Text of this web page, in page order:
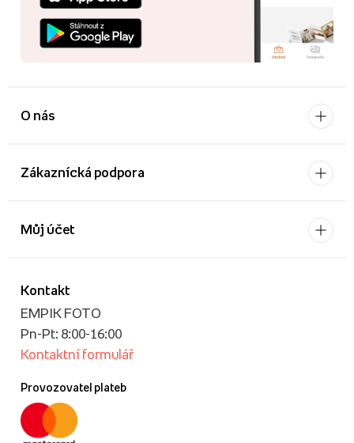
O nás
Zákaznícká podpora
Kontakt
EMPIK FOTO
Pn-Pt: 8:00-16:00
Kontaktní formulář
Provozovatel plateb
Můj účet